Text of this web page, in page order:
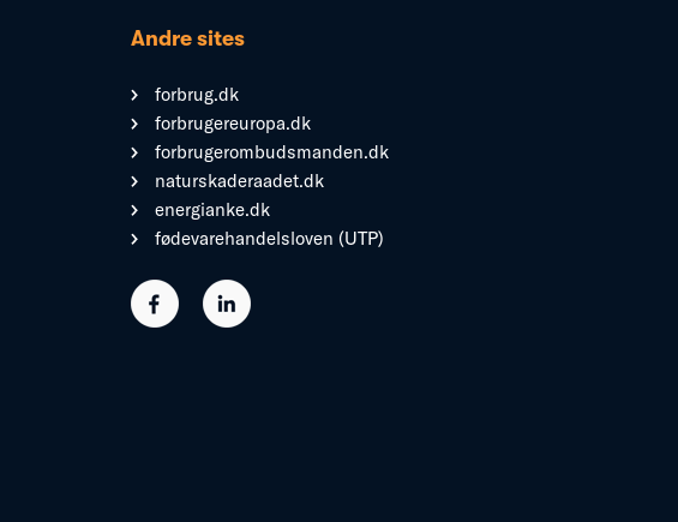
Andre sites
forbrug.dk
forbrugereuropa.dk
forbrugerombudsmanden.dk
naturskaderaadet.dk
energianke.dk
fødevarehandelsloven (UTP)